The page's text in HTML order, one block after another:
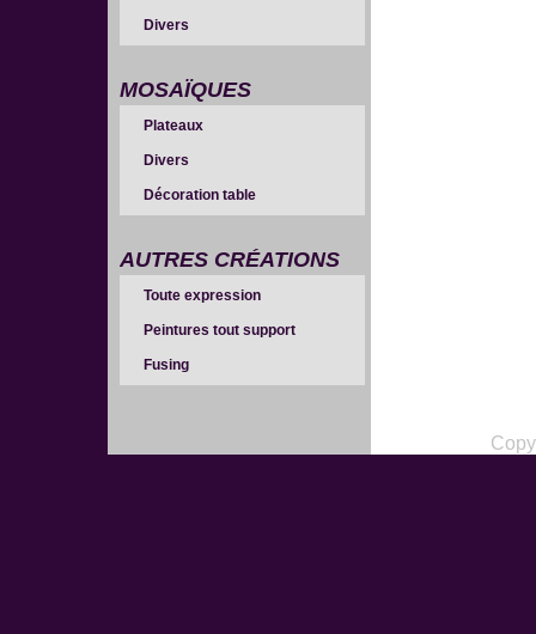
Divers
MOSAÏQUES
Plateaux
Divers
Décoration table
AUTRES CRÉATIONS
Toute expression
Peintures tout support
Fusing